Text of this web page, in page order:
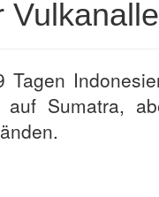
Sumatra,